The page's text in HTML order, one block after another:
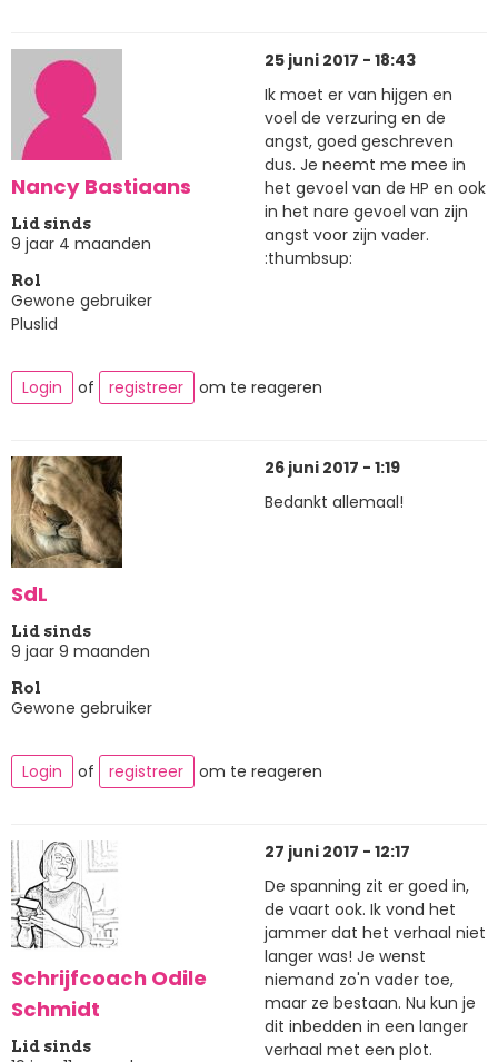
Nancy Bastiaans
Lid sinds
9 jaar 4 maanden
Rol
Gewone gebruiker
Pluslid
25 juni 2017 - 18:43
Ik moet er van hijgen en
voel de verzuring en de
angst, goed geschreven
dus. Je neemt me mee in
het gevoel van de HP en ook
in het nare gevoel van zijn
angst voor zijn vader.
:thumbsup:
Login of registreer om te reageren
SdL
Lid sinds
9 jaar 9 maanden
Rol
Gewone gebruiker
26 juni 2017 - 1:19
Bedankt allemaal!
Login of registreer om te reageren
Schrijfcoach Odile
Schmidt
Lid sinds
27 juni 2017 - 12:17
De spanning zit er goed in,
de vaart ook. Ik vond het
jammer dat het verhaal niet
langer was! Je wenst
niemand zo'n vader toe,
maar ze bestaan. Nu kun je
dit inbedden in een langer
verhaal met een plot.